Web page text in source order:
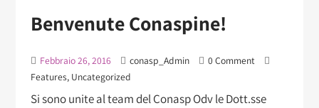
Benvenute Conaspine!
Febbraio 26, 2016 conasp_Admin
0 Comment
Features, Uncategorized
Si sono unite al team del Conasp Odv le Dott.sse